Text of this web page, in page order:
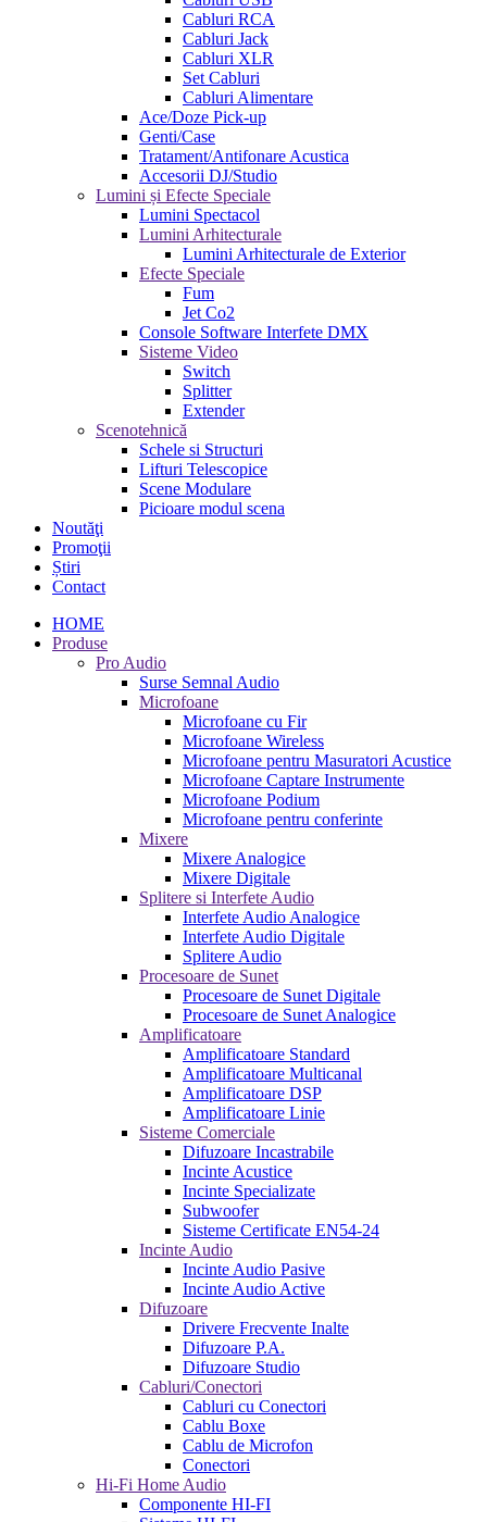
Cabluri RCA
Cabluri Jack
Cabluri XLR
Set Cabluri
Cabluri Alimentare
Ace/Doze Pick-up
Genti/Case
Tratament/Antifonare Acustica
Accesorii DJ/Studio
Lumini și Efecte Speciale
Lumini Spectacol
Lumini Arhitecturale
Lumini Arhitecturale de Exterior
Efecte Speciale
Fum
Jet Co2
Console Software Interfete DMX
Sisteme Video
Switch
Splitter
Extender
Scenotehnică
Schele si Structuri
Lifturi Telescopice
Scene Modulare
Picioare modul scena
Noutăţi
Promoţii
Știri
Contact
HOME
Produse
Pro Audio
Surse Semnal Audio
Microfoane
Microfoane cu Fir
Microfoane Wireless
Microfoane pentru Masuratori Acustice
Microfoane Captare Instrumente
Microfoane Podium
Microfoane pentru conferinte
Mixere
Mixere Analogice
Mixere Digitale
Splitere si Interfete Audio
Interfete Audio Analogice
Interfete Audio Digitale
Splitere Audio
Procesoare de Sunet
Procesoare de Sunet Digitale
Procesoare de Sunet Analogice
Amplificatoare
Amplificatoare Standard
Amplificatoare Multicanal
Amplificatoare DSP
Amplificatoare Linie
Sisteme Comerciale
Difuzoare Incastrabile
Incinte Acustice
Incinte Specializate
Subwoofer
Sisteme Certificate EN54-24
Incinte Audio
Incinte Audio Pasive
Incinte Audio Active
Difuzoare
Drivere Frecvente Inalte
Difuzoare P.A.
Difuzoare Studio
Cabluri/Conectori
Cabluri cu Conectori
Cablu Boxe
Cablu de Microfon
Conectori
Hi-Fi Home Audio
Componente HI-FI